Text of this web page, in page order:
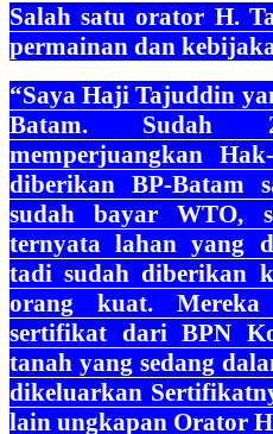
Salah satu orator H.
permainan dan
“Saya Haji Tajuddin
Batam. Sudah
memperjuangkan
diberikan BP-Batam
sudah bayar WTO,
ternyata lahan yang
tadi sudah diberikan
orang kuat. Mereka
sertifikat dari BPN
tanah yang sedang
dikeluarkan
lain ungkapan Orator